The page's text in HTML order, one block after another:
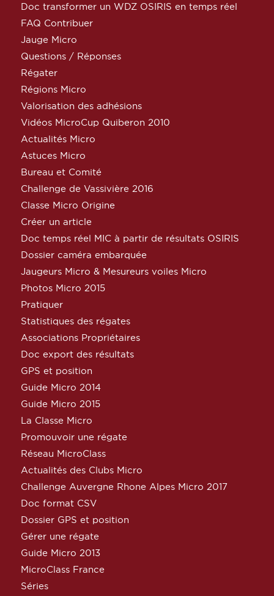
Doc transformer un WDZ OSIRIS en temps réel
FAQ Contribuer
Jauge Micro
Questions / Réponses
Régater
Régions Micro
Valorisation des adhésions
Vidéos MicroCup Quiberon 2010
Actualités Micro
Astuces Micro
Bureau et Comité
Challenge de Vassivière 2016
Classe Micro Origine
Créer un article
Doc temps réel MIC à partir de résultats OSIRIS
Dossier caméra embarquée
Jaugeurs Micro & Mesureurs voiles Micro
Photos Micro 2015
Pratiquer
Statistiques des régates
Associations Propriétaires
Doc export des résultats
GPS et position
Guide Micro 2014
Guide Micro 2015
La Classe Micro
Promouvoir une régate
Réseau MicroClass
Actualités des Clubs Micro
Challenge Auvergne Rhone Alpes Micro 2017
Doc format CSV
Dossier GPS et position
Gérer une régate
Guide Micro 2013
MicroClass France
Séries